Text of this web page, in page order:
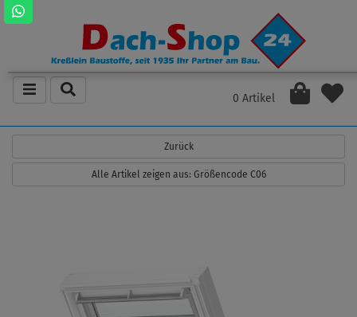
0 Artikel
Zurück
Alle Artikel zeigen aus: Größencode C06